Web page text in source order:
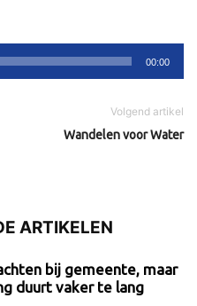
00:00
Volgend artikel
Wandelen voor Water
ARTIKELEN
bij gemeente, maar
duurt vaker te lang